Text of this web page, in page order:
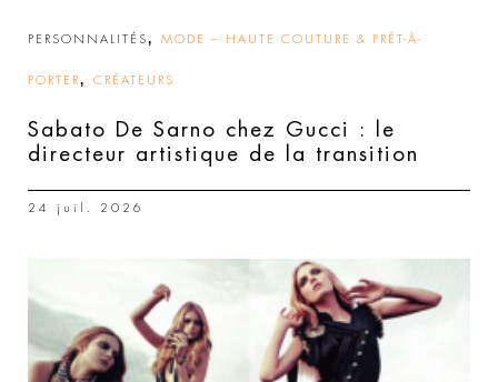
PERSONNALITÉS, MODE – HAUTE COUTURE & PRÊT-À-
PORTER, CRÉATEURS
Sabato De Sarno chez Gucci : le
directeur artistique de la transition
24 juil. 2026